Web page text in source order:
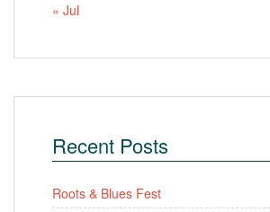
« Jul
Recent Posts
Roots & Blues Fest